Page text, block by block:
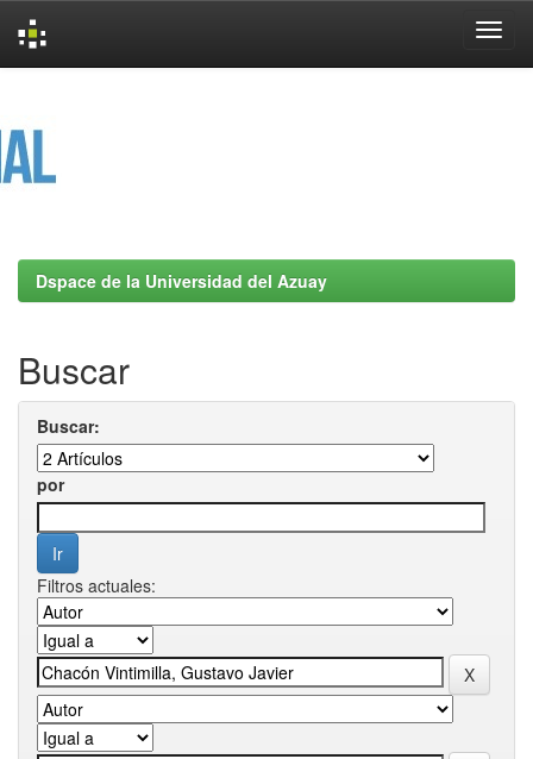
Dspace de la Universidad del Azuay
Buscar
Buscar:
por
Filtros actuales: